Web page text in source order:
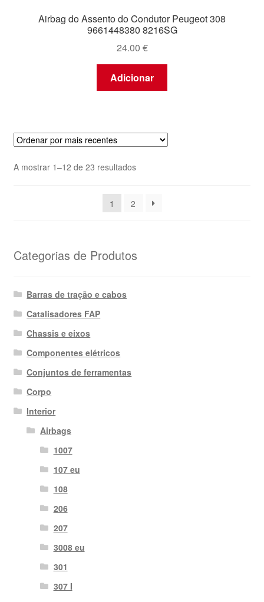
Airbag do Assento do Condutor Peugeot 308
9661448380 8216SG
24.00 €
Adicionar
A mostrar 1–12 de 23 resultadosOrdenado
recentes
1 2
Categorias de Produtos
Barras de tração e cabos
Catalisadores FAP
Chassis e eixos
Componentes elétricos
Conjuntos de ferramentas
Corpo
Interior
Airbags
1007
107 eu
108
206
207
3008 eu
301
307 I